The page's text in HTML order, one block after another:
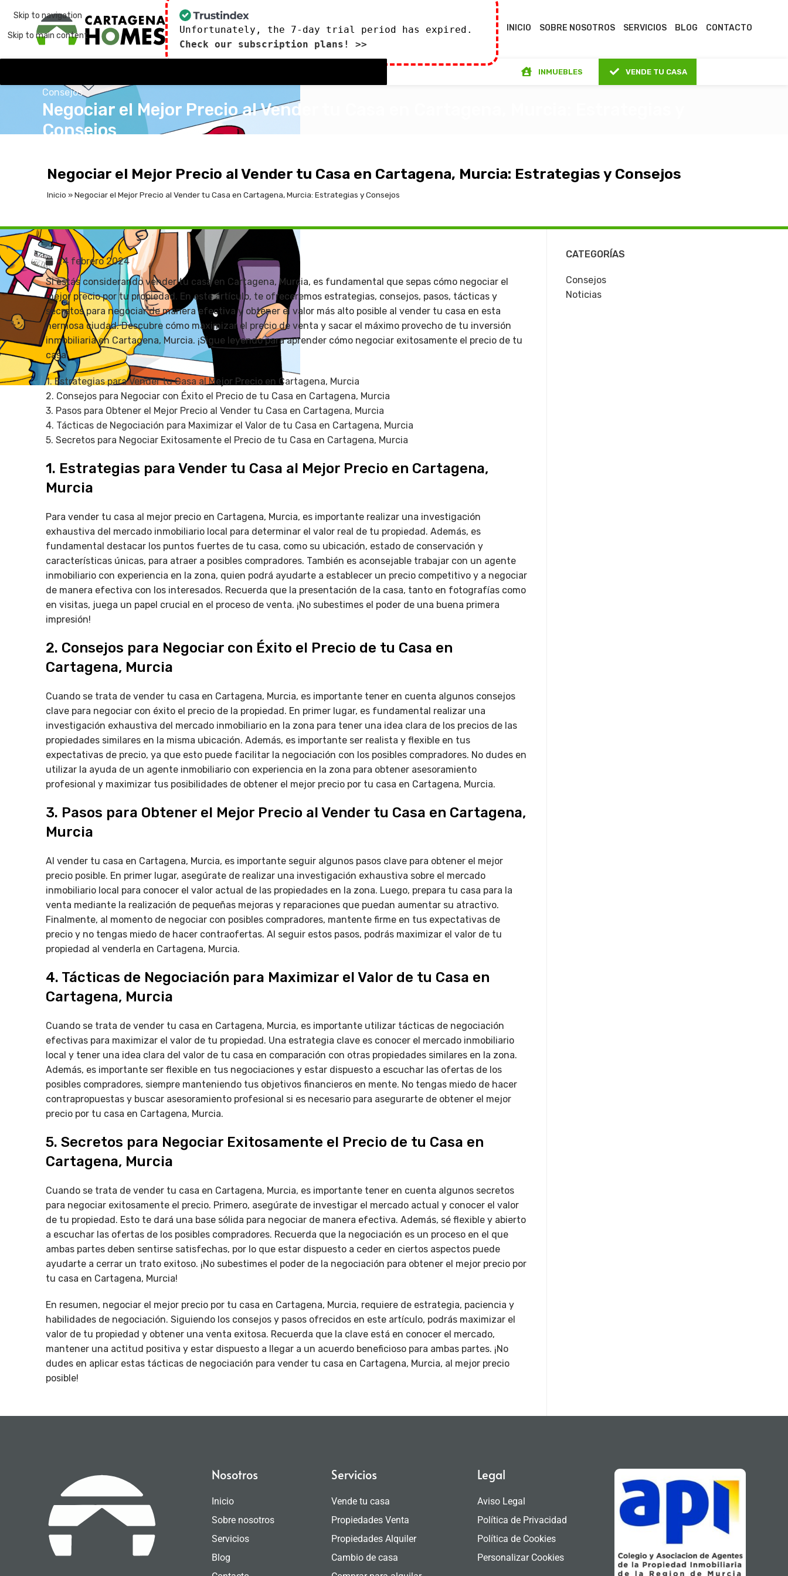
Skip to navigation
Skip to main content
Unfortunately, the 7-day trial period has expired.
Check our subscription plans! >>
INICIO SOBRE NOSOTROS SERVICIOS BLOG CONTACTO
INMUEBLES VENDE TU CASA
Consejos
Negociar el Mejor Precio al Vender tu Casa en Cartagena, Murcia: Estrategias y
Consejos
Negociar el Mejor Precio al Vender tu Casa en Cartagena, Murcia: Estrategias y Consejos
Inicio »Negociar el Mejor Precio al Vender tu Casa en Cartagena, Murcia: Estrategias y Consejos
24 febrero 2024
Si estás considerando vender tu casa en Cartagena, Murcia, es fundamental que sepas cómo negociar el
mejor precio por tu propiedad. En este artículo, te ofreceremos estrategias, consejos, pasos, tácticas y
secretos para negociar de manera efectiva y obtener el valor más alto posible al vender tu casa en esta
hermosa ciudad. Descubre cómo maximizar el precio de venta y sacar el máximo provecho de tu inversión
inmobiliaria en Cartagena, Murcia. ¡Sigue leyendo para aprender cómo negociar exitosamente el precio de tu
casa!
1. Estrategias para Vender tu Casa al Mejor Precio en Cartagena, Murcia
2. Consejos para Negociar con Éxito el Precio de tu Casa en Cartagena, Murcia
3. Pasos para Obtener el Mejor Precio al Vender tu Casa en Cartagena, Murcia
4. Tácticas de Negociación para Maximizar el Valor de tu Casa en Cartagena, Murcia
5. Secretos para Negociar Exitosamente el Precio de tu Casa en Cartagena, Murcia
1. Estrategias para Vender tu Casa al Mejor Precio en Cartagena,
Murcia
Para vender tu casa al mejor precio en Cartagena, Murcia, es importante realizar una investigación
exhaustiva del mercado inmobiliario local para determinar el valor real de tu propiedad. Además, es
fundamental destacar los puntos fuertes de tu casa, como su ubicación, estado de conservación y
características únicas, para atraer a posibles compradores. También es aconsejable trabajar con un agente
inmobiliario con experiencia en la zona, quien podrá ayudarte a establecer un precio competitivo y a negociar
de manera efectiva con los interesados. Recuerda que la presentación de la casa, tanto en fotografías como
en visitas, juega un papel crucial en el proceso de venta. ¡No subestimes el poder de una buena primera
impresión!
2. Consejos para Negociar con Éxito el Precio de tu Casa en
Cartagena, Murcia
Cuando se trata de vender tu casa en Cartagena, Murcia, es importante tener en cuenta algunos consejos
clave para negociar con éxito el precio de la propiedad. En primer lugar, es fundamental realizar una
investigación exhaustiva del mercado inmobiliario en la zona para tener una idea clara de los precios de las
propiedades similares en la misma ubicación. Además, es importante ser realista y flexible en tus
expectativas de precio, ya que esto puede facilitar la negociación con los posibles compradores. No dudes en
utilizar la ayuda de un agente inmobiliario con experiencia en la zona para obtener asesoramiento
profesional y maximizar tus posibilidades de obtener el mejor precio por tu casa en Cartagena, Murcia.
3. Pasos para Obtener el Mejor Precio al Vender tu Casa en Cartagena,
Murcia
Al vender tu casa en Cartagena, Murcia, es importante seguir algunos pasos clave para obtener el mejor
precio posible. En primer lugar, asegúrate de realizar una investigación exhaustiva sobre el mercado
inmobiliario local para conocer el valor actual de las propiedades en la zona. Luego, prepara tu casa para la
venta mediante la realización de pequeñas mejoras y reparaciones que puedan aumentar su atractivo.
Finalmente, al momento de negociar con posibles compradores, mantente firme en tus expectativas de
precio y no tengas miedo de hacer contraofertas. Al seguir estos pasos, podrás maximizar el valor de tu
propiedad al venderla en Cartagena, Murcia.
4. Tácticas de Negociación para Maximizar el Valor de tu Casa en
Cartagena, Murcia
Cuando se trata de vender tu casa en Cartagena, Murcia, es importante utilizar tácticas de negociación
efectivas para maximizar el valor de tu propiedad. Una estrategia clave es conocer el mercado inmobiliario
local y tener una idea clara del valor de tu casa en comparación con otras propiedades similares en la zona.
Además, es importante ser flexible en tus negociaciones y estar dispuesto a escuchar las ofertas de los
posibles compradores, siempre manteniendo tus objetivos financieros en mente. No tengas miedo de hacer
contrapropuestas y buscar asesoramiento profesional si es necesario para asegurarte de obtener el mejor
precio por tu casa en Cartagena, Murcia.
5. Secretos para Negociar Exitosamente el Precio de tu Casa en
Cartagena, Murcia
Cuando se trata de vender tu casa en Cartagena, Murcia, es importante tener en cuenta algunos secretos
para negociar exitosamente el precio. Primero, asegúrate de investigar el mercado actual y conocer el valor
de tu propiedad. Esto te dará una base sólida para negociar de manera efectiva. Además, sé flexible y abierto
a escuchar las ofertas de los posibles compradores. Recuerda que la negociación es un proceso en el que
ambas partes deben sentirse satisfechas, por lo que estar dispuesto a ceder en ciertos aspectos puede
ayudarte a cerrar un trato exitoso. ¡No subestimes el poder de la negociación para obtener el mejor precio por
tu casa en Cartagena, Murcia!
En resumen, negociar el mejor precio por tu casa en Cartagena, Murcia, requiere de estrategia, paciencia y
habilidades de negociación. Siguiendo los consejos y pasos ofrecidos en este artículo, podrás maximizar el
valor de tu propiedad y obtener una venta exitosa. Recuerda que la clave está en conocer el mercado,
mantener una actitud positiva y estar dispuesto a llegar a un acuerdo beneficioso para ambas partes. ¡No
dudes en aplicar estas tácticas de negociación para vender tu casa en Cartagena, Murcia, al mejor precio
posible!
CATEGORÍAS
Consejos
Noticias
Nosotros
Inicio
Sobre nosotros
Servicios
Blog
Servicios
Vende tu casa
Propiedades Venta
Propiedades Alquiler
Cambio de casa
Legal
Aviso Legal
Política de Privacidad
Política de Cookies
Personalizar Cookies